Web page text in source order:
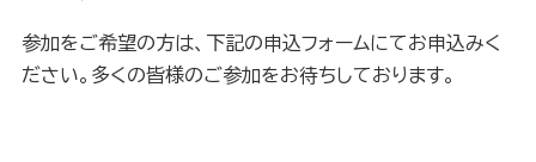
参加をご希望の方は、下記の申込フォームにてお申込みく
ださい。多くの皆様のご参加をお待ちしております。